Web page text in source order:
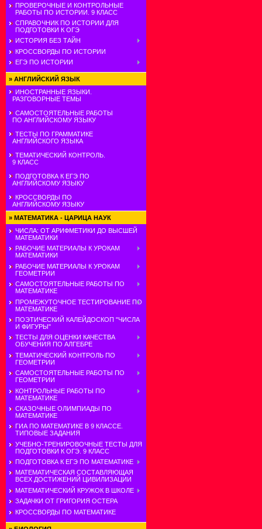
ПРОВЕРОЧНЫЕ И КОНТРОЛЬНЫЕ
РАБОТЫ ПО ИСТОРИИ. 9 КЛАСС
СПРАВОЧНИК ПО ИСТОРИИ ДЛЯ
ПОДГОТОВКИ К ОГЭ
ИСТОРИЯ БЕЗ ТАЙН
КРОССВОРДЫ ПО ИСТОРИИ
ЕГЭ ПО ИСТОРИИ
» АНГЛИЙСКИЙ ЯЗЫК
ИНОСТРАННЫЕ ЯЗЫКИ.
РАЗГОВОРНЫЕ ТЕМЫ
САМОСТОЯТЕЛЬНЫЕ РАБОТЫ
ПО АНГЛИЙСКОМУ ЯЗЫКУ
ТЕСТЫ ПО ГРАММАТИКЕ
АНГЛИЙСКОГО ЯЗЫКА
ТЕМАТИЧЕСКИЙ КОНТРОЛЬ.
9 КЛАСС
ПОДГОТОВКА К ЕГЭ ПО
АНГЛИЙСКОМУ ЯЗЫКУ
КРОССВОРДЫ ПО
АНГЛИЙСКОМУ ЯЗЫКУ
» МАТЕМАТИКА - ЦАРИЦА НАУК
ЧИСЛА: ОТ АРИФМЕТИКИ ДО ВЫСШЕЙ
МАТЕМАТИКИ
РАБОЧИЕ МАТЕРИАЛЫ К УРОКАМ
МАТЕМАТИКИ
РАБОЧИЕ МАТЕРИАЛЫ К УРОКАМ
ГЕОМЕТРИИ
САМОСТОЯТЕЛЬНЫЕ РАБОТЫ ПО
МАТЕМАТИКЕ
ПРОМЕЖУТОЧНОЕ ТЕСТИРОВАНИЕ ПО
МАТЕМАТИКЕ
ПОЭТИЧЕСКИЙ КАЛЕЙДОСКОП "ЧИСЛА
И ФИГУРЫ"
ТЕСТЫ ДЛЯ ОЦЕНКИ КАЧЕСТВА
ОБУЧЕНИЯ ПО АЛГЕБРЕ
ТЕМАТИЧЕСКИЙ КОНТРОЛЬ ПО
ГЕОМЕТРИИ
САМОСТОЯТЕЛЬНЫЕ РАБОТЫ ПО
ГЕОМЕТРИИ
КОНТРОЛЬНЫЕ РАБОТЫ ПО
МАТЕМАТИКЕ
СКАЗОЧНЫЕ ОЛИМПИАДЫ ПО
МАТЕМАТИКЕ
ГИА ПО МАТЕМАТИКЕ В 9 КЛАССЕ.
ТИПОВЫЕ ЗАДАНИЯ
УЧЕБНО-ТРЕНИРОВОЧНЫЕ ТЕСТЫ ДЛЯ
ПОДГОТОВКИ К ОГЭ. 9 КЛАСС
ПОДГОТОВКА К ЕГЭ ПО МАТЕМАТИКЕ
МАТЕМАТИЧЕСКАЯ СОСТАВЛЯЮЩАЯ
ВСЕХ ДОСТИЖЕНИЙ ЦИВИЛИЗАЦИИ
МАТЕМАТИЧЕСКИЙ КРУЖОК В ШКОЛЕ
ЗАДАЧКИ ОТ ГРИГОРИЯ ОСТЕРА
КРОССВОРДЫ ПО МАТЕМАТИКЕ